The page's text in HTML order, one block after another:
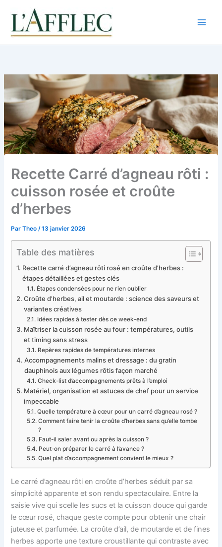
contenu
Recette Carré d’agneau rôti :
cuisson rosée et croûte
d’herbes
ParTheo/13 janvier 2026
Table des matières
Recette carré d’agneau rôti rosé en croûte d’herbes :
étapes détaillées et gestes clés
Étapes condensées pour ne rien oublier
Croûte d’herbes, ail et moutarde : science des saveurs et
variantes créatives
Idées rapides à tester dès ce week-end
Maîtriser la cuisson rosée au four : températures, outils
et timing sans stress
Repères rapides de températures internes
Accompagnements malins et dressage : du gratin
dauphinois aux légumes rôtis façon marché
Check-list d’accompagnements prêts à l’emploi
Matériel, organisation et astuces de chef pour un service
impeccable
Quelle température à cœur pour un carré d’agneau rosé ?
Comment faire tenir la croûte d’herbes sans qu’elle tombe
?
Faut-il saler avant ou après la cuisson ?
Peut-on préparer le carré à l’avance ?
Quel plat d’accompagnement convient le mieux ?
Le carré d’agneau rôti en croûte d’herbes séduit par sa
simplicité apparente et son rendu spectaculaire. Entre la
saisie vive qui scelle les sucs et la cuisson douce qui garde
le cœur rosé, chaque geste compte pour obtenir une chair
juteuse et parfumée. La croûte d’ail, de moutarde et de fines
herbes apporte une texture croustillante qui contraste avec